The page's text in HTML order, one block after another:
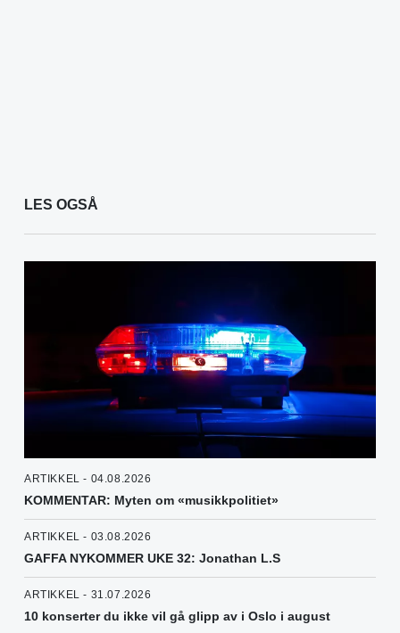
LES OGSÅ
ARTIKKEL - 04.08.2026
KOMMENTAR: Myten om «musikkpolitiet»
ARTIKKEL - 03.08.2026
GAFFA NYKOMMER UKE 32: Jonathan L.S
ARTIKKEL - 31.07.2026
10 konserter du ikke vil gå glipp av i Oslo i august